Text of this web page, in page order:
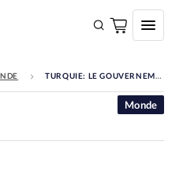
DON TURQUIE: LE GOUVERNEMENT A ÉTÉ CONDAMNÉ À INDEMNISER LES SURVIVANTS DES MEURTRES DE MALATYA
Monde